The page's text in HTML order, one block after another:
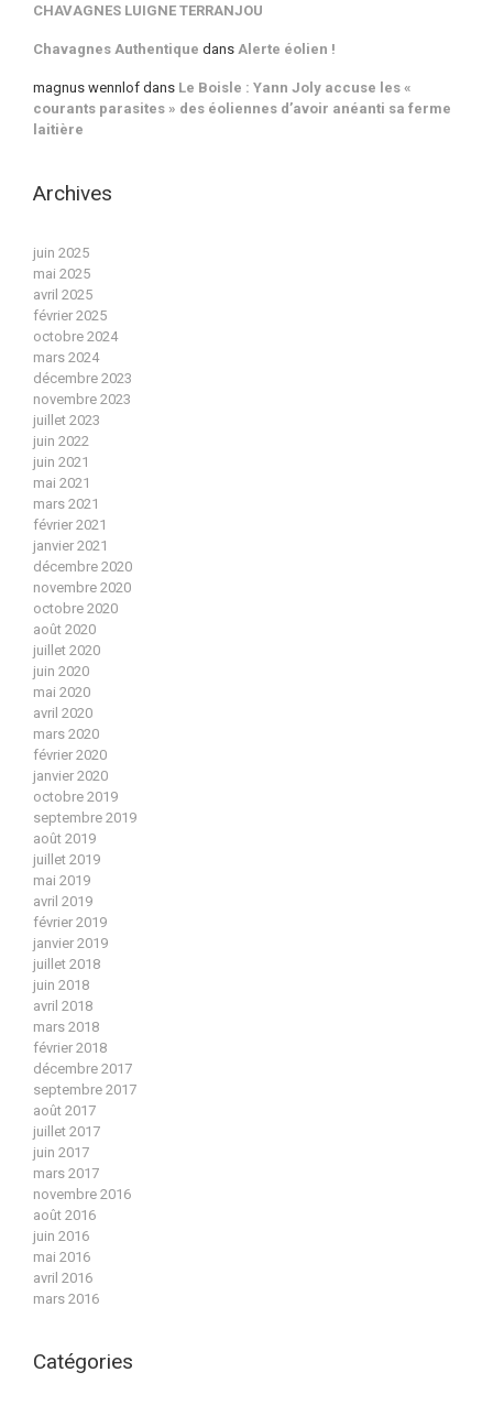
CHAVAGNES LUIGNE TERRANJOU
Chavagnes Authentique dans Alerte éolien !
magnus wennlof dans Le Boisle : Yann Joly accuse les «
courants parasites » des éoliennes d’avoir anéanti sa ferme
laitière
Archives
juin 2025
mai 2025
avril 2025
février 2025
octobre 2024
mars 2024
décembre 2023
novembre 2023
juillet 2023
juin 2022
juin 2021
mai 2021
mars 2021
février 2021
janvier 2021
décembre 2020
novembre 2020
octobre 2020
août 2020
juillet 2020
juin 2020
mai 2020
avril 2020
mars 2020
février 2020
janvier 2020
octobre 2019
septembre 2019
août 2019
juillet 2019
mai 2019
avril 2019
février 2019
janvier 2019
juillet 2018
juin 2018
avril 2018
mars 2018
février 2018
décembre 2017
septembre 2017
août 2017
juillet 2017
juin 2017
mars 2017
novembre 2016
août 2016
juin 2016
mai 2016
avril 2016
mars 2016
Catégories